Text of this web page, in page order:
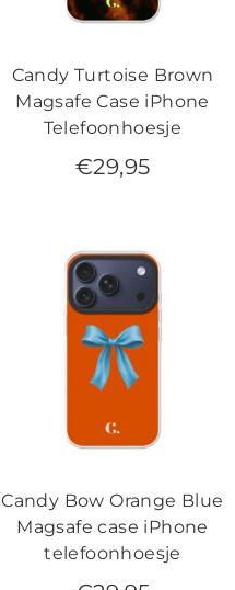
Candy Turtoise Brown
Magsafe Case iPhone
Telefoonhoesje
€29,95
Candy Bow Orange Blue
Magsafe case iPhone
telefoonhoesje